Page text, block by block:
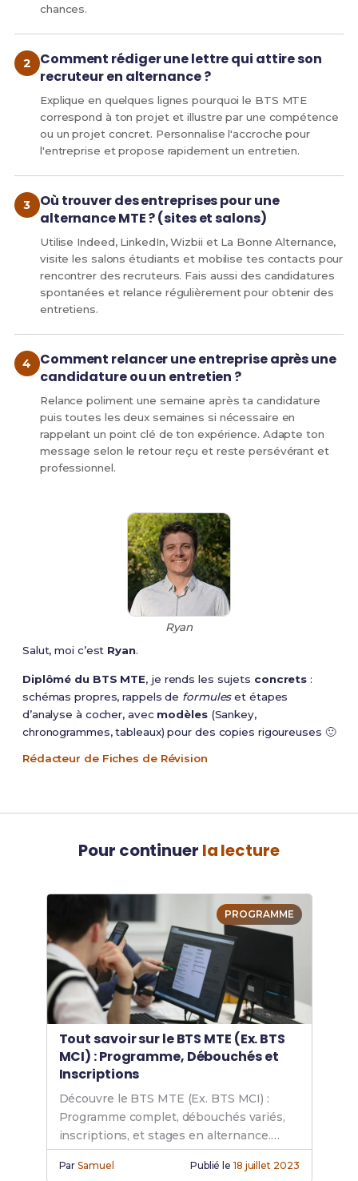
chances.
Comment rédiger une lettre qui attire son
recruteur en alternance ?
Explique en quelques lignes pourquoi le BTS MTE
correspond à ton projet et illustre par une compétence
ou un projet concret. Personnalise l'accroche pour
l'entreprise et propose rapidement un entretien.
Où trouver des entreprises pour une
alternance MTE ? (sites et salons)
Utilise Indeed, LinkedIn, Wizbii et La Bonne Alternance,
visite les salons étudiants et mobilise tes contacts pour
rencontrer des recruteurs. Fais aussi des candidatures
spontanées et relance régulièrement pour obtenir des
entretiens.
Comment relancer une entreprise après une
candidature ou un entretien ?
Relance poliment une semaine après ta candidature
puis toutes les deux semaines si nécessaire en
rappelant un point clé de ton expérience. Adapte ton
message selon le retour reçu et reste persévérant et
professionnel.
Ryan
Salut, moi c’est Ryan.
Diplômé du BTS MTE, je rends les sujets concrets :
schémas propres, rappels de formuleset étapes
d’analyse à cocher, avec modèles(Sankey,
chronogrammes, tableaux) pour des copies rigoureuses 🙂
Rédacteur de Fiches de Révision
Pour continuer la lecture
PROGRAMME
Tout savoir sur le BTS MTE (Ex. BTS
MCI) : Programme, Débouchés et
Inscriptions
Découvre le BTS MTE (Ex. BTS MCI) :
Programme complet, débouchés variés,
inscriptions, et stages en alternance.
Prépare ton avenir avec cette formation
technique reconnue.
ParSamuel Publié le 18 juillet 2023